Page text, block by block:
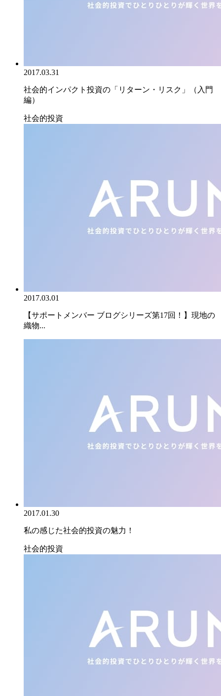
2017.03.31
社会的インパクト投資の「リターン・リスク」（入門
編）
社会的投資
2017.03.01
【サポートメンバー ブログシリーズ第17回！】現地の
織物...
2017.01.30
私の感じた社会的投資の魅力！
社会的投資